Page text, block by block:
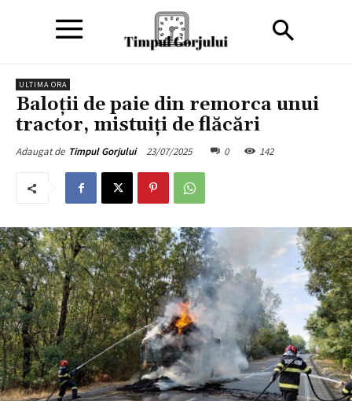
ULTIMA ORA
Baloţii de paie din remorca unui
tractor, mistuiţi de flăcări
Adaugat de Timpul Gorjului 23/07/2025 0 142